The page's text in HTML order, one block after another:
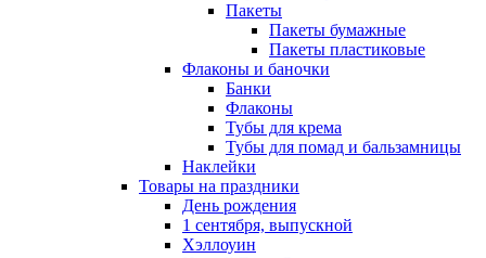
Пакеты
Пакеты бумажные
Пакеты пластиковые
Флаконы и баночки
Банки
Флаконы
Тубы для крема
Тубы для помад и бальзамницы
Наклейки
Товары на праздники
День рождения
1 сентября, выпускной
Хэллоуин